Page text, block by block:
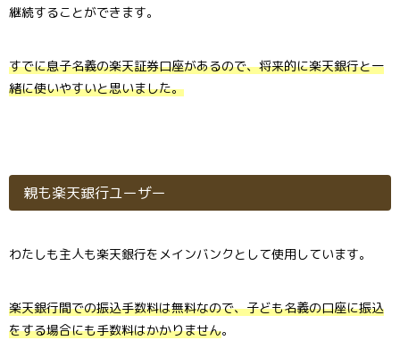
継続することができます。
すでに息子名義の楽天証券口座があるので、将来的に楽天銀行と一
緒に使いやすいと思いました。
親も楽天銀行ユーザー
わたしも主人も楽天銀行をメインバンクとして使用しています。
楽天銀行間での振込手数料は無料なので、子ども名義の口座に振込
をする場合にも手数料はかかりません。